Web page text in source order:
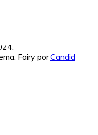
Fairy porCandid